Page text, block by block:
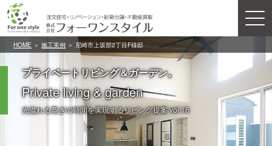
HOME ＞施工実例 ＞ 尼崎市上坂部2丁目F様邸
プライベートリビング＆ガーデン。
Private living & garden
光溢れる寛ぎの時間を実現するリビング提案 vol.16